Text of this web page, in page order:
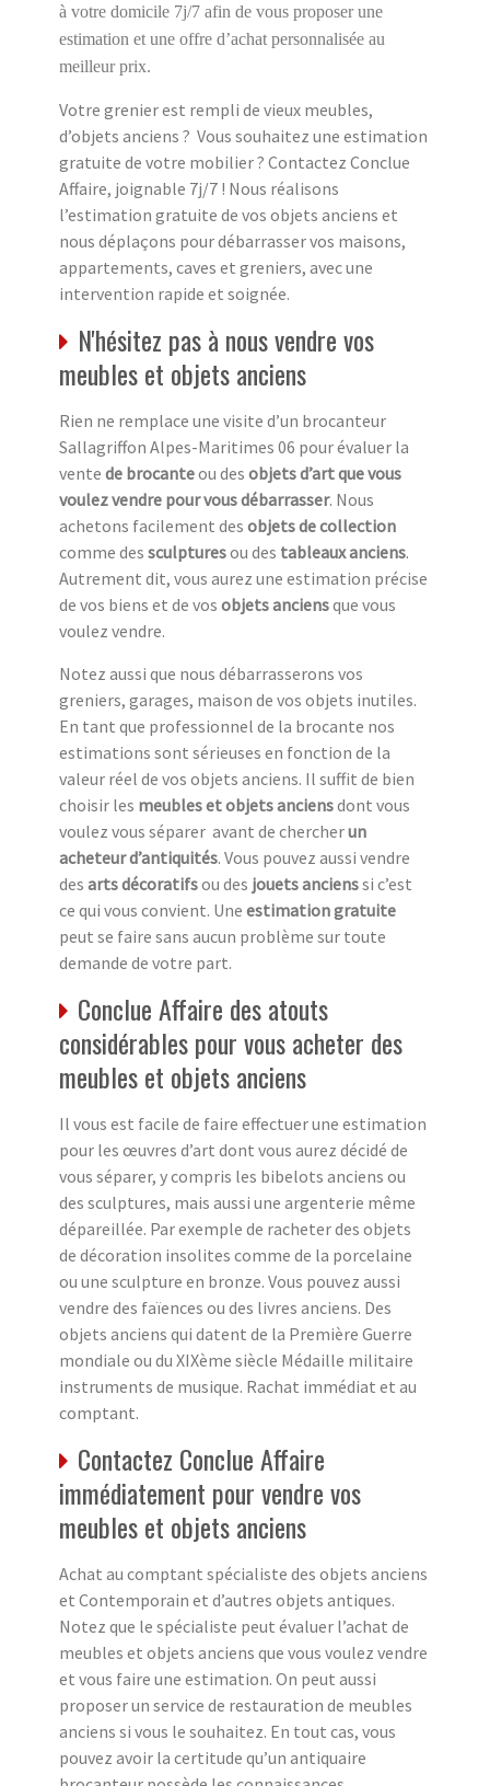
à votre domicile 7j/7 afin de vous proposer une
estimation et une offre d’achat personnalisée au
meilleur prix.
Votre grenier est rempli de vieux meubles,
d’objets anciens ? Vous souhaitez une estimation
gratuite de votre mobilier ? Contactez Conclue
Affaire, joignable 7j/7 ! Nous réalisons
l’estimation gratuite de vos objets anciens et
nous déplaçons pour débarrasser vos maisons,
appartements, caves et greniers, avec une
intervention rapide et soignée.
N'hésitez pas à nous vendre vos
meubles et objets anciens
Rien ne remplace une visite d’un brocanteur
Sallagriffon Alpes-Maritimes 06 pour évaluer la
vente de brocanteou des objets d’art que vous
voulez vendre pour vous débarrasser. Nous
achetons facilement des objets de collection
comme des sculpturesou des tableaux anciens.
Autrement dit, vous aurez une estimation précise
de vos biens et de vos objets anciensque vous
voulez vendre.
Notez aussi que nous débarrasserons vos
greniers, garages, maison de vos objets inutiles.
En tant que professionnel de la brocante nos
estimations sont sérieuses en fonction de la
valeur réel de vos objets anciens. Il suffit de bien
choisir les meubles et objets anciensdont vous
voulez vous séparer avant de chercherun
acheteur d’antiquités. Vous pouvez aussi vendre
des arts décoratifsou des jouets ancienssi c’est
ce qui vous convient. Une estimation gratuite
peut se faire sans aucun problème sur toute
demande de votre part.
Conclue Affaire des atouts
considérables pour vous acheter des
meubles et objets anciens
Il vous est facile de faire effectuer une estimation
pour les œuvres d’art dont vous aurez décidé de
vous séparer, y compris les bibelots anciens ou
des sculptures, mais aussi une argenterie même
dépareillée. Par exemple de racheter des objets
de décoration insolites comme de la porcelaine
ou une sculpture en bronze. Vous pouvez aussi
vendre des faïences ou des livres anciens. Des
objets anciens qui datent de la Première Guerre
mondiale ou du XIXème siècle Médaille militaire
instruments de musique. Rachat immédiat et au
comptant.
Contactez Conclue Affaire
immédiatement pour vendre vos
meubles et objets anciens
Achat au comptant spécialiste des objets anciens
et Contemporain et d’autres objets antiques.
Notez que le spécialiste peut évaluer l’achat de
meubles et objets anciens que vous voulez vendre
et vous faire une estimation. On peut aussi
proposer un service de restauration de meubles
anciens si vous le souhaitez. En tout cas, vous
pouvez avoir la certitude qu’un antiquaire